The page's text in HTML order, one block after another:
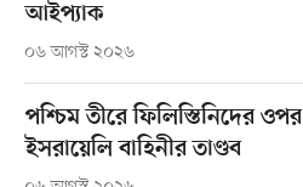
আইপ্যাক
০৬ আগস্ট ২০২৬
পশ্চিম তীরে ফিলিস্তিনিদের ওপর
ইসরায়েলি বাহিনীর তাণ্ডব